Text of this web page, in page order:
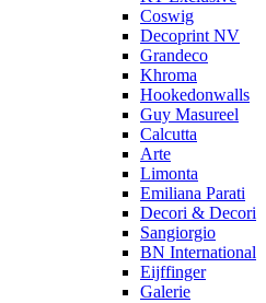
Coswig
Decoprint NV
Grandeco
Khroma
Hookedonwalls
Guy Masureel
Calcutta
Arte
Limonta
Emiliana Parati
Decori & Decori
Sangiorgio
BN International
Eijffinger
Galerie